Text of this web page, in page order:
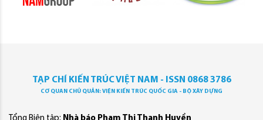
TẠP CHÍ KIẾN TRÚC VIỆT NAM - ISSN 0868 3786
CƠ QUAN CHỦ QUẢN: VIỆN KIẾN TRÚC QUỐC GIA - BỘ XÂY DỰNG